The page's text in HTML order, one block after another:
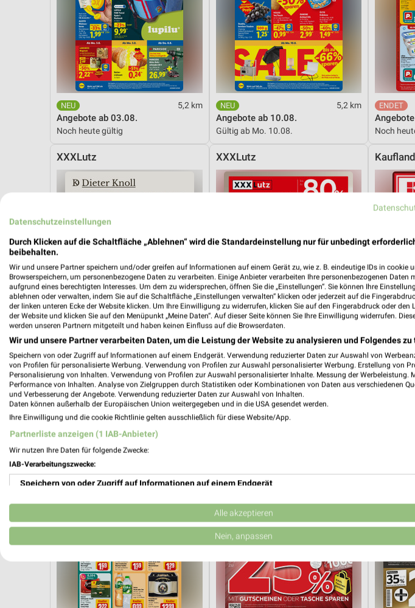
5,2 km
Angebote ab 03.08.
Noch heute gültig
5,2 km
Angebote ab 10.08.
Gültig ab Mo. 10.08. Noch
XXXLutz
3,3 km
Dieter Knoll
Gültig bis Fr. 14.08.
XXXLutz
3,3 km
Wohnen Spezial
Gültig bis Fr. 14.08.
Kaufland
REWE XXXLutz
Datenschutzeinstellungen
Durch Klicken auf die Schaltfläche „Ablehnen“ wird die Standardeinstellung nur für unbedingt
beibehalten.
Wir und unsere Partner speichern und/oder greifen auf Informationen auf einem Gerät zu, wie z. B. eindeutige IDs in cookie
Browserspeichern, um personenbezogene Daten zu verarbeiten. Einige Anbieter verarbeiten Ihre personenbezogenen Daten
aufgrund eines berechtigten Interesses. Um dem zu widersprechen, öffnen Sie die „Einstellungen“. Sie können Ihre
ablehnen oder verwalten, indem Sie auf die Schaltfläche „Einstellungen verwalten“ klicken oder jederzeit auf die
der linken unteren Ecke der Website klicken. Um Ihre Einwilligung zu widerrufen, klicken Sie auf den Fingerabdruck oder den
der Website und klicken Sie auf den Menüpunkt „Meine Daten“. Auf dieser Seite können Sie Ihre Einwilligung widerrufen.
werden unseren Partnern mitgeteilt und haben keinen Einfluss auf die Browserdaten.
Wir und unsere Partner verarbeiten Daten, um die Leistung der Website zu analysieren und Folgendes zu
Speichern von oder Zugriff auf Informationen auf einem Endgerät. Verwendung reduzierter Daten zur Auswahl von
von Profilen für personalisierte Werbung. Verwendung von Profilen zur Auswahl personalisierter Werbung. Erstellung von
Personalisierung von Inhalten. Verwendung von Profilen zur Auswahl personalisierter Inhalte. Messung der Werbeleistung.
Performance von Inhalten. Analyse von Zielgruppen durch Statistiken oder Kombinationen von Daten aus verschiedenen
und Verbesserung der Angebote. Verwendung reduzierter Daten zur Auswahl von Inhalten.
Daten können außerhalb der Europäischen Union weitergegeben und in die USA gesendet werden.
Ihre Einwilligung und die cookie Richtlinie gelten ausschließlich für diese Website/App.
Partnerliste anzeigen (1 IAB-Anbieter)
Wir nutzen Ihre Daten für folgende Zwecke:
IAB-Verarbeitungszwecke:
Speichern von oder Zugriff auf Informationen auf einem Endgerät
Verwendung reduzierter Daten zur Auswahl von Werbeanzeigen
Erstellung von Profilen für personalisierte Werbung
Erstellung von Profilen zur Personalisierung von Inhalten
Alle akzeptieren
Nein, anpassen